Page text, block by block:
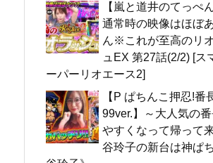
【嵐と道井のてっぺ
通常時の映像はほぼ
ん※これが至高のリ
ュEX 第27話(2/2) [ス
ーパーリオエース2]
【P ぱちんこ押忍!番
99ver.】～大人気の
やすくなって帰って
谷玲子の新台は神ぱ